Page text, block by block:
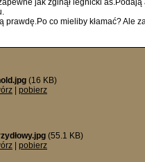
jak zginął legnicki
prawdę.Po co mieliby kłamać? Ale
(16 KB)
pobierz
(55.1 KB)
pobierz